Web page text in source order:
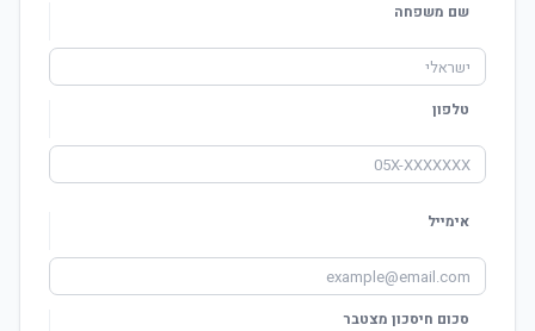
שם משפחה
טלפון
אימייל
סכום חיסכון מצטבר